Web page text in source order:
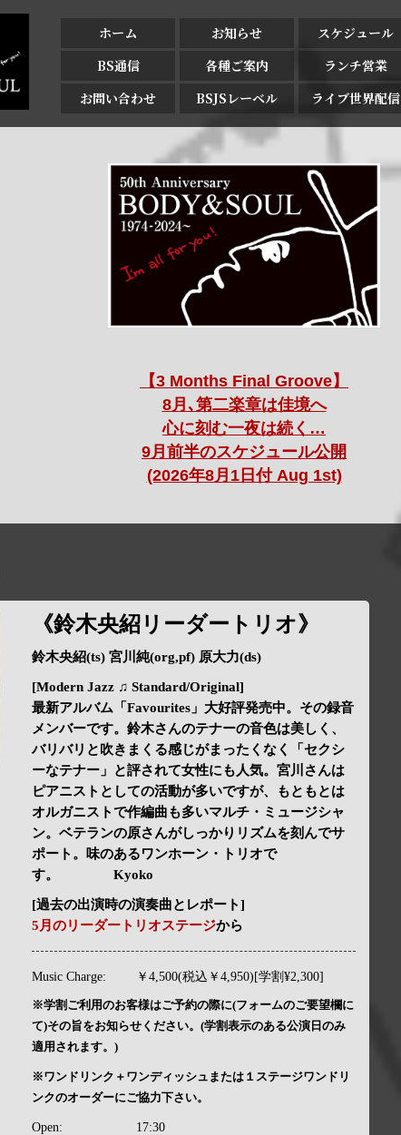
ホーム お知らせ スケジュール
BS通信
各種ご案内 ランチ営業
お問い合わせ
BSJSレーベル ライブ世界配信
【3 Months Final Groove】
8月､第二楽章は佳境へ
心に刻む一夜は続く…
9月前半のスケジュール公開
(2026年8月1日付 Aug 1st)
《鈴木央紹リーダートリオ》
鈴木央紹(ts) 宮川純(org,pf) 原大力(ds)
[Modern Jazz ♫ Standard/Original]
最新アルバム「Favourites」大好評発売中。その録音
メンバーです。鈴木さんのテナーの音色は美しく、
バリバリと吹きまくる感じがまったくなく「セクシ
ーなテナー」と評されて女性にも人気。宮川さんは
ピアニストとしての活動が多いですが、もともとは
オルガニストで作編曲も多いマルチ・ミュージシャ
ン。ベテランの原さんがしっかりリズムを刻んでサ
ポート。味のあるワンホーン・トリオで
す。 Kyoko
[過去の出演時の演奏曲とレポート]
5月のリーダートリオステージから
Music Charge: ￥4,500(税込￥4,950)[学割¥2,300]
※学割ご利用のお客様はご予約の際に(フォームのご要望欄に
て)その旨をお知らせください。(学割表示のある公演日のみ
適用されます。)
※ワンドリンク＋ワンディッシュまたは１ステージワンドリ
ンクのオーダーにご協力下さい。
Open: 17:30